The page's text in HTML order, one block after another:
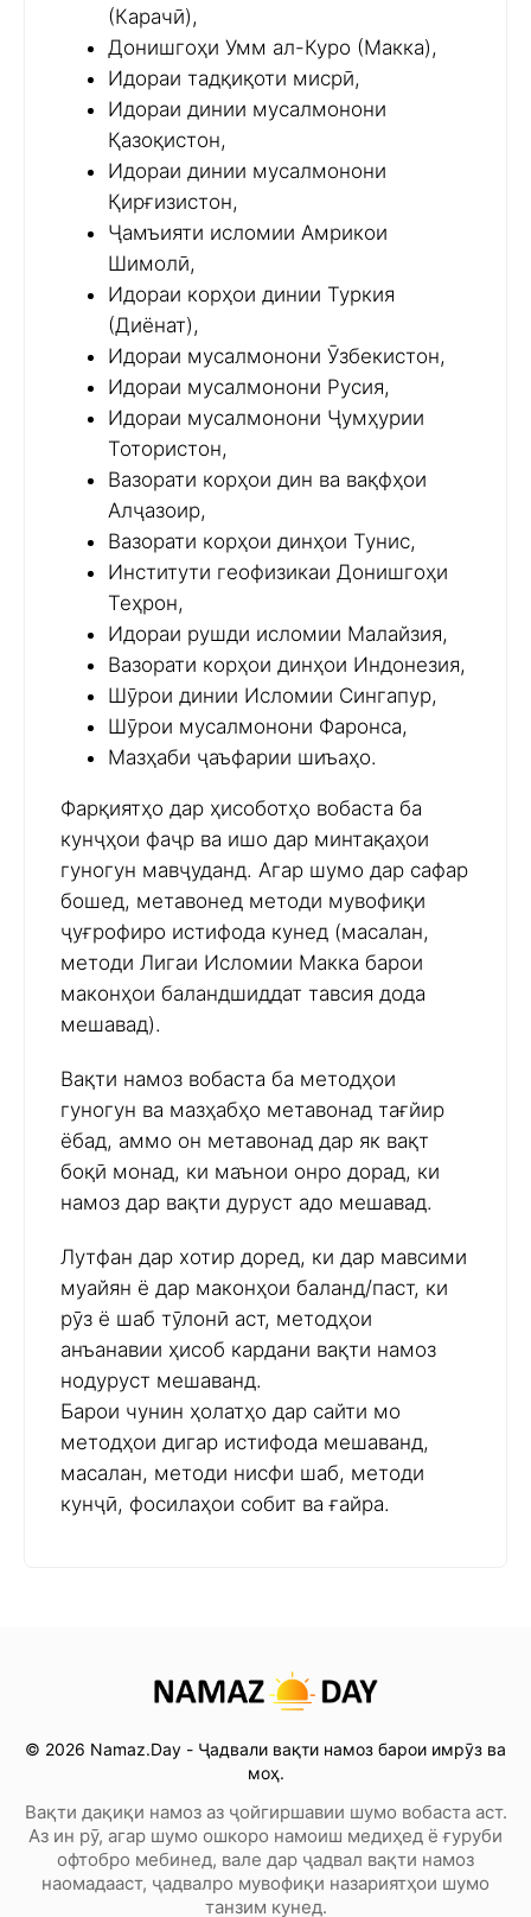
(Карачӣ),
Донишгоҳи Умм ал-Куро (Макка),
Идораи тадқиқоти мисрӣ,
Идораи динии мусалмонони
Қазоқистон,
Идораи динии мусалмонони
Қирғизистон,
Ҷамъияти исломии Амрикои
Шимолӣ,
Идораи корҳои динии Туркия
(Диёнат),
Идораи мусалмонони Ӯзбекистон,
Идораи мусалмонони Русия,
Идораи мусалмонони Ҷумҳурии
Тотористон,
Вазорати корҳои дин ва вақфҳои
Алҷазоир,
Вазорати корҳои динҳои Тунис,
Институти геофизикаи Донишгоҳи
Теҳрон,
Идораи рушди исломии Малайзия,
Вазорати корҳои динҳои Индонезия,
Шӯрои динии Исломии Сингапур,
Шӯрои мусалмонони Фаронса,
Мазҳаби ҷаъфарии шиъаҳо.
Фарқиятҳо дар ҳисоботҳо вобаста ба
кунҷҳои фаҷр ва ишо дар минтақаҳои
гуногун мавҷуданд. Агар шумо дар сафар
бошед, метавонед методи мувофиқи
ҷуғрофиро истифода кунед (масалан,
методи Лигаи Исломии Макка барои
маконҳои баландшиддат тавсия дода
мешавад).
Вақти намоз вобаста ба методҳои
гуногун ва мазҳабҳо метавонад тағйир
ёбад, аммо он метавонад дар як вақт
боқӣ монад, ки маънои онро дорад, ки
намоз дар вақти дуруст адо мешавад.
Лутфан дар хотир доред, ки дар мавсими
муайян ё дар маконҳои баланд/паст, ки
рӯз ё шаб тӯлонӣ аст, методҳои
анъанавии ҳисоб кардани вақти намоз
нодуруст мешаванд.
Барои чунин ҳолатҳо дар сайти мо
методҳои дигар истифода мешаванд,
масалан, методи нисфи шаб, методи
кунҷӣ, фосилаҳои собит ва ғайра.
© 2026 Namaz.Day - Ҷадвали вақти намоз барои имрӯз ва
моҳ.
Вақти дақиқи намоз аз ҷойгиршавии шумо вобаста аст.
Аз ин рӯ, агар шумо ошкоро намоиш медиҳед ё ғуруби
офтобро мебинед, вале дар ҷадвал вақти намоз
наомадааст, ҷадвалро мувофиқи назариятҳои шумо
танзим кунед.